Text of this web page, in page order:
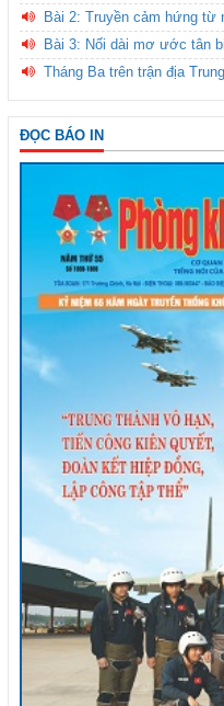
Bài 2: Truyền cảm hứng từ
Bài 3: Nối dài mơ ước tân
Tháng Ba trên trận địa
ĐỌC BÁO IN